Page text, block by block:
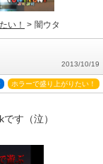
い！ > 闇ウタ
2013/10/19
ホラーで盛り上がりたい！
す（泣）